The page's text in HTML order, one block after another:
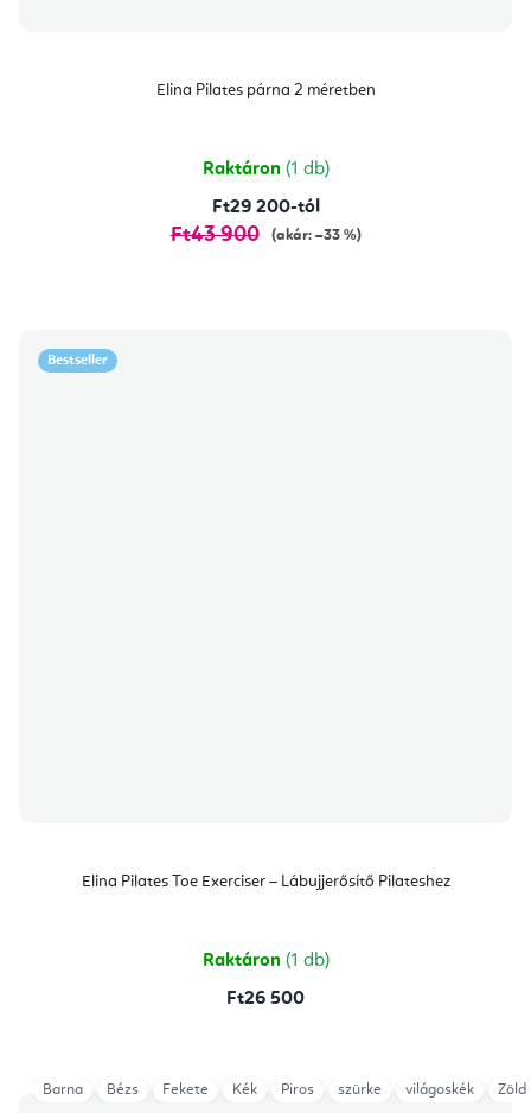
Elina Pilates párna 2 méretben
Raktáron (1 db)
Ft29 200-tól
Ft43 900 (akár: –33 %)
Bestseller
Elina Pilates Toe Exerciser – Lábujjerősítő Pilateshez
Raktáron (1 db)
Ft26 500
Barna Bézs Fekete Kék Piros szürke világoskék Zöld